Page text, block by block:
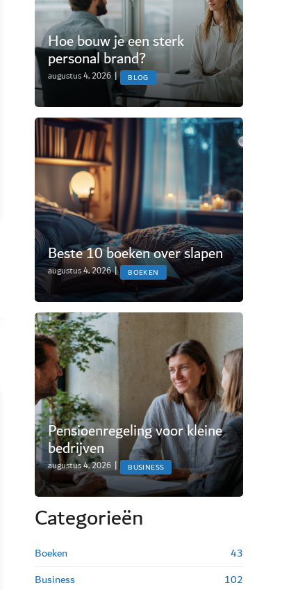
Hoe bouw je een sterk
personal brand?
augustus 4, 2026 | BLOG
Beste 10 boeken over slapen
augustus 4, 2026 | BOEKEN
Pensioenregeling voor kleine
bedrijven
augustus 4, 2026 | BUSINESS
Categorieën
Boeken
43
Business
102